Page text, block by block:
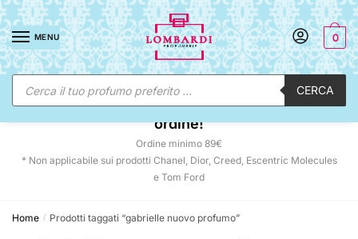
Skip
to
navigation
Skip
to
content
MENU
Ricerca
prodotti CERCA
0
☀️ SUNNY DAYS:-12% automatico sul tuo
ordine!
Ordine minimo 89€
* Non applicabile sui prodotti Chanel, Dior, Creed, Escentric Molecules
e Tom Ford
Home / Prodotti taggati “gabrielle nuovo profumo”